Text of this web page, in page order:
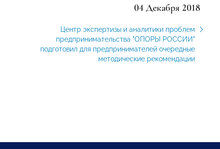
04 Декабря 2018
Центр экспертизы и аналитики проблем
предпринимательства "ОПОРЫ РОССИИ"
подготовил для предпринимателей очередные
методические рекомендации